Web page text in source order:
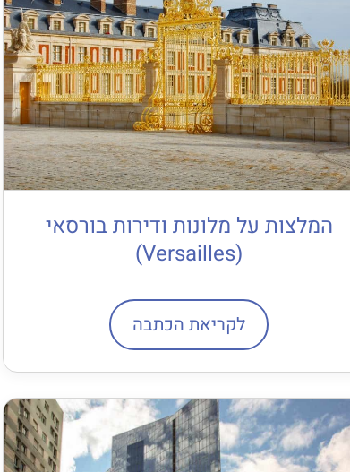
המלצות על מלונות ודירות בורסאי
(Versailles)
לקריאת הכתבה